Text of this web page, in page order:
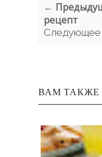
←
рецепт
Следующее
ВАМ ТАКЖЕ